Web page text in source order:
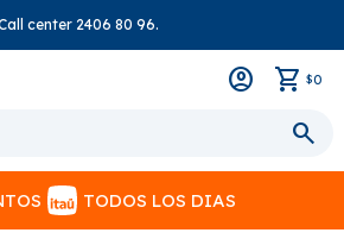
center 2406 80 96.
$0
TODOS LOS DIAS